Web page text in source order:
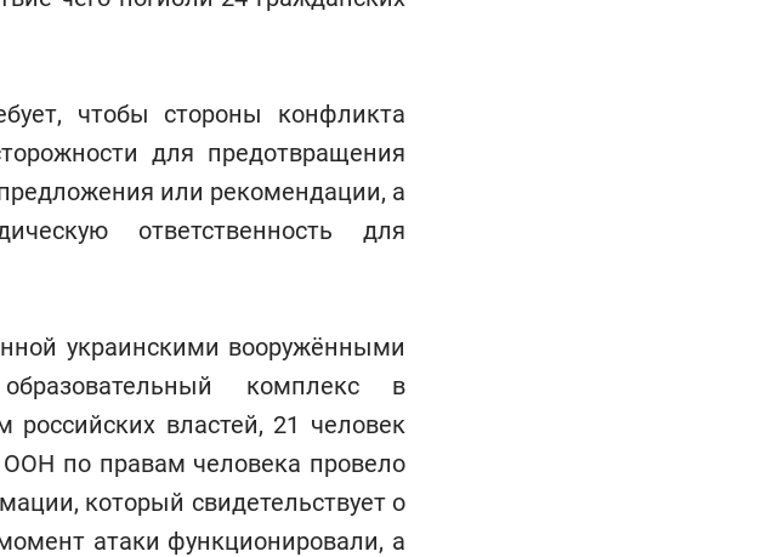
чтобы стороны конфликта
для предотвращения
или рекомендации, а
ответственность для
украинскими вооружёнными
комплекс в
властей, 21 человек
по правам человека провело
который свидетельствует о
атаки функционировали, а